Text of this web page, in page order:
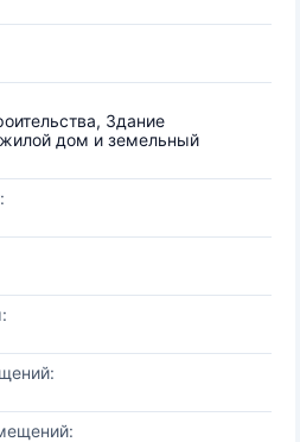
Здание
дом и земельный